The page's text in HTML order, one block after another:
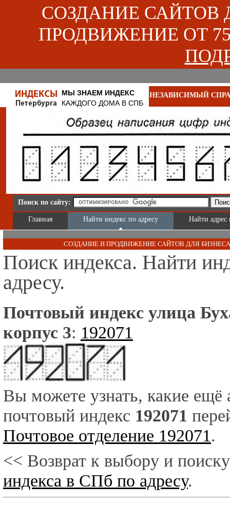
СОЗДАНИЕ САЙТОВ
ПРОДВИЖЕНИЕ ОТ
МЫ ЗНАЕМ ИНДЕКС
КАЖДОГО ДОМА В СПБ
НЕЗАВИСИМЫЙ
Поиск по сайту:
Главная Найти индекс по адресу Найти адрес
СОЗДАНИЕ И ПРОДВИЖЕНИЕ САЙТОВ ДЛЯ
Поиск индекса. Найти
адресу.
Почтовый индекс улица
корпус 3: 192071
Вы можете узнать, какие ещё
почтовый индекс 192071
Почтовое отделение 192071.
<< Возврат к выбору и
индекса в СПб по адресу.